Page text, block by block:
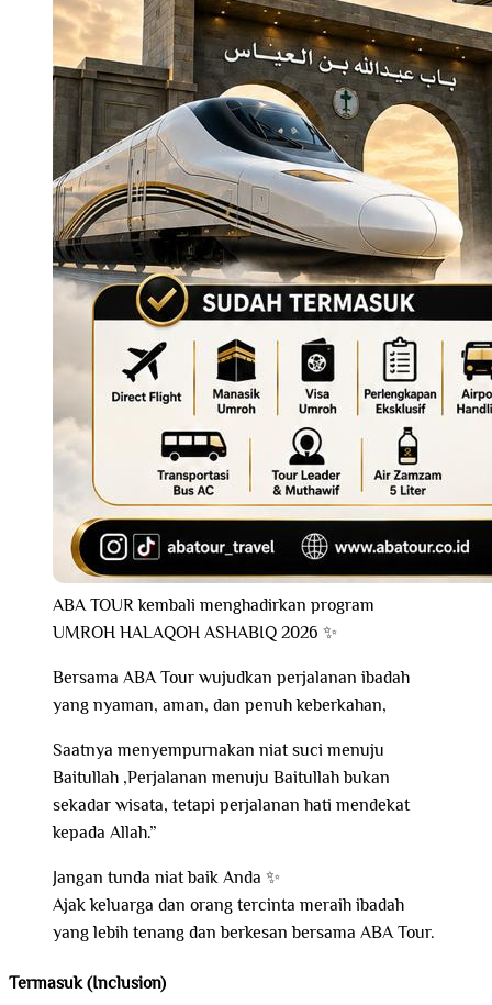
ABA TOUR kembali menghadirkan program
UMROH HALAQOH ASHABIQ 2026 ✨
Bersama ABA Tour wujudkan perjalanan ibadah
yang nyaman, aman, dan penuh keberkahan,
Saatnya menyempurnakan niat suci menuju
Baitullah ,Perjalanan menuju Baitullah bukan
sekadar wisata, tetapi perjalanan hati mendekat
kepada Allah.”
Jangan tunda niat baik Anda ✨
Ajak keluarga dan orang tercinta meraih ibadah
yang lebih tenang dan berkesan bersama ABA Tour.
Termasuk (Inclusion)